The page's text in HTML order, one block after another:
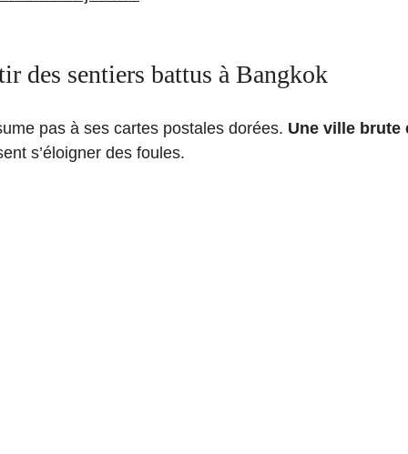
des sentiers battus à Bangkok
pas à ses cartes postales dorées. Une ville brute
s’éloigner des foules.